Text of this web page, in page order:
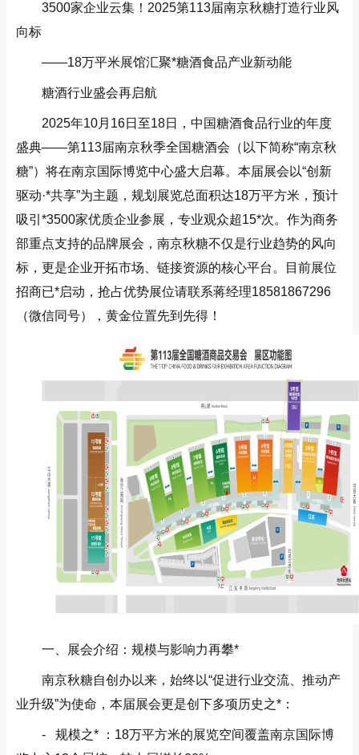
3500家企业云集！2025第113届南京秋糖打造行业风
向标
——18万平米展馆汇聚*糖酒食品产业新动能
糖酒行业盛会再启航
2025年10月16日至18日，中国糖酒食品行业的年度
盛典——第113届南京秋季全国糖酒会（以下简称“南京秋
糖”）将在南京国际博览中心盛大启幕。本届展会以“创新
驱动·*共享”为主题，规划展览总面积达18万平方米，预计
吸引*3500家优质企业参展，专业观众超15*次。作为商务
部重点支持的品牌展会，南京秋糖不仅是行业趋势的风向
标，更是企业开拓市场、链接资源的核心平台。目前展位
招商已*启动，抢占优势展位请联系蒋经理18581867296
（微信同号），黄金位置先到先得！
一、展会介绍：规模与影响力再攀*
南京秋糖自创办以来，始终以“促进行业交流、推动产
业升级”为使命，本届展会更是创下多项历史之*：
- 规模之* ：18万平方米的展览空间覆盖南京国际博